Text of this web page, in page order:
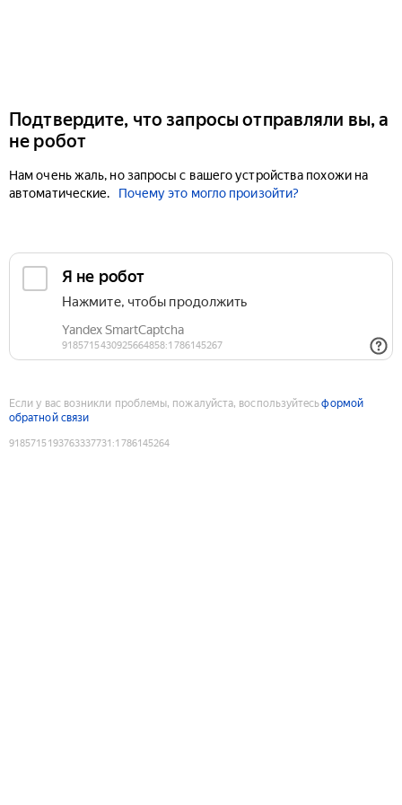
Подтвердите, что запросы отправляли вы, а
не робот
Нам очень жаль, но запросы с вашего устройства похожи на
автоматические.
Почему это могло произойти?
Если у вас возникли проблемы, пожалуйста, воспользуйтесьформой
обратной связи
9185715193763337731 :1786145264